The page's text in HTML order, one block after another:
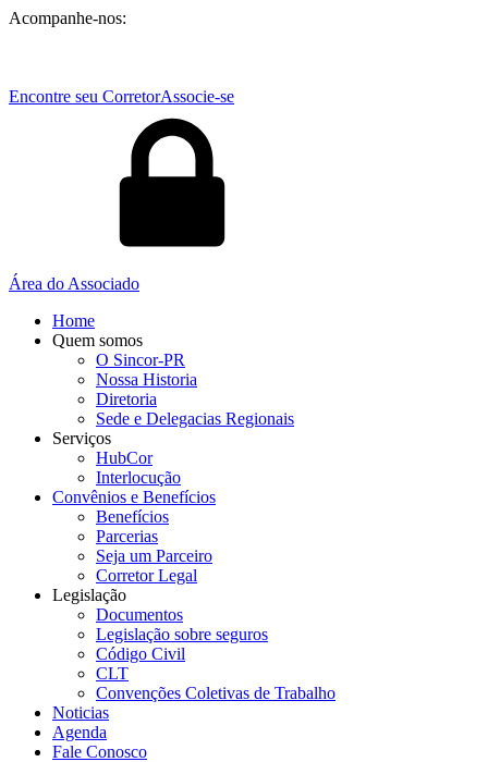
Acompanhe-nos:
Encontre seu CorretorAssocie-se
Área do Associado
Home
Quem somos
O Sincor-PR
Nossa Historia
Diretoria
Sede e Delegacias Regionais
Serviços
HubCor
Interlocução
Convênios e Benefícios
Benefícios
Parcerias
Seja um Parceiro
Corretor Legal
Legislação
Documentos
Legislação sobre seguros
Código Civil
CLT
Convenções Coletivas de Trabalho
Noticias
Agenda
Fale Conosco